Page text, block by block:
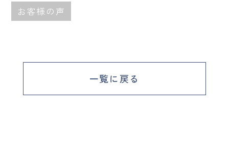
お客様の声
一覧に戻る